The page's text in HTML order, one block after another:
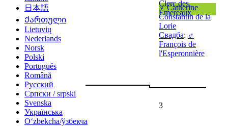
Clerc des
Émereaux
♀ Catherine
Constantin de la
Lorie
Свадба: ♂
François de
l'Esperonnière
3
日本語
Ქართული
Lietuvių
Nederlands
Norsk
Polski
Português
Română
Русский
Српски / srpski
Svenska
Українська
Oʻzbekcha/ўзбекча